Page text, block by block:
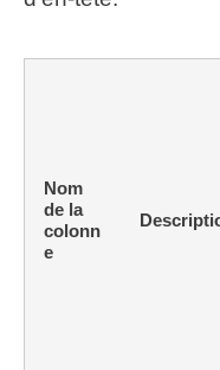
Nom
de la
colonn
e